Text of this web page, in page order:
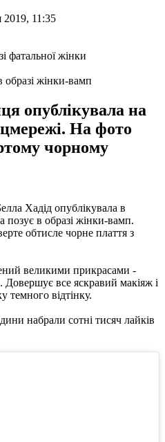
2019, 11:35
образі жінки-вамп
опублікувала на
На фото
чорному
Хадід опублікувала в
позує в образі жінки-вамп.
обтисле чорне плаття з
великими прикрасами -
Довершує все яскравий макіяж і
темного відтінку.
набрали сотні тисяч лайків